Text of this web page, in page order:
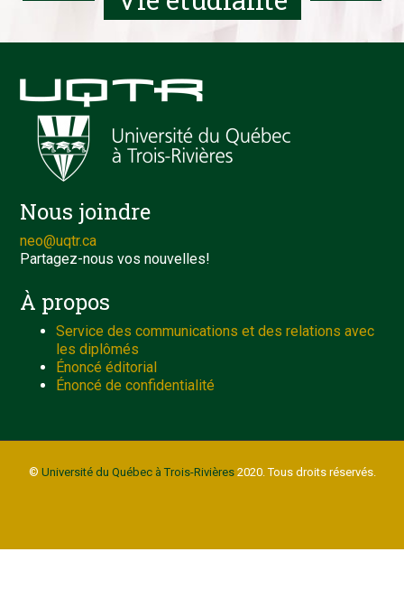
Nous joindre
neo@uqtr.ca
Partagez-nous vos nouvelles!
À propos
Service des communications et des relations avec
les diplômés
Énoncé éditorial
Énoncé de confidentialité
© Université du Québec à Trois-Rivières2020. Tous droits réservés.